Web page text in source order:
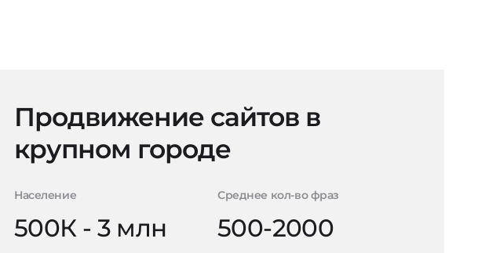
Продвижение сайтов в
крупном городе
Население
500К - 3 млн
Среднее кол-во фраз
500-2000